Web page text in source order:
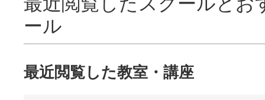
ール
最近閲覧した教室・講座